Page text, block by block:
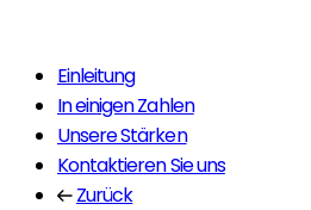
Einleitung
In einigen Zahlen
Unsere Stärken
Kontaktieren Sie uns
Zurück